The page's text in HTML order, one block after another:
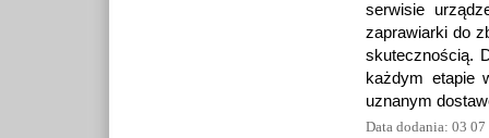
serwisie
zaprawiarki do
skutecznością.
każdym etapie
uznanym
Data dodania: 03